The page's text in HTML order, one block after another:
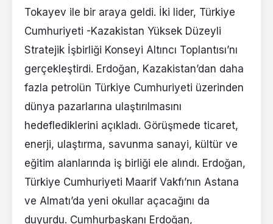
Tokayev ile bir araya geldi. İki lider, Türkiye
Cumhuriyeti -Kazakistan Yüksek Düzeyli
Stratejik İşbirliği Konseyi Altıncı Toplantısı’nı
gerçekleştirdi. Erdoğan, Kazakistan’dan daha
fazla petrolün Türkiye Cumhuriyeti üzerinden
dünya pazarlarına ulaştırılmasını
hedeflediklerini açıkladı. Görüşmede ticaret,
enerji, ulaştırma, savunma sanayi, kültür ve
eğitim alanlarında iş birliği ele alındı. Erdoğan,
Türkiye Cumhuriyeti Maarif Vakfı’nın Astana
ve Almatı’da yeni okullar açacağını da
duyurdu. Cumhurbaşkanı Erdoğan,